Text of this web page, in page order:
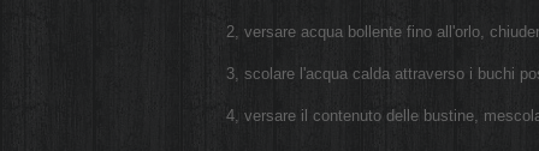
2, versare acqua bollente fino all'orlo,
3, scolare l'acqua calda attraverso i buchi
4, versare il contenuto delle bustine,